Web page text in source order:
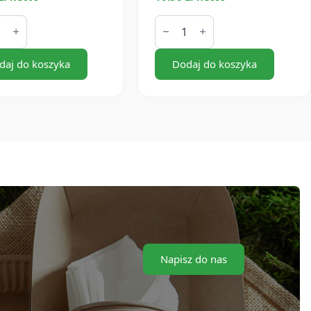
do koszyka
ilość
Serwetki
białe
1W
33x33
cm
Dodaj do koszyka
Napisz do nas